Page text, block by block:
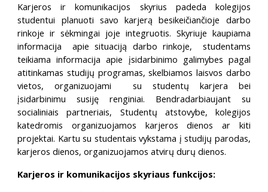
Karjeros ir komunikacijos skyrius padeda kolegijos
studentui planuoti savo karjerą besikeičiančioje darbo
rinkoje ir sėkmingai joje integruotis. Skyriuje kaupiama
informacija apie situaciją darbo rinkoje, studentams
teikiama informacija apie įsidarbinimo galimybes pagal
atitinkamas studijų programas, skelbiamos laisvos darbo
vietos, organizuojami su studentų karjera bei
įsidarbinimu susiję renginiai. Bendradarbiaujant su
socialiniais partneriais, Studentų atstovybe, kolegijos
katedromis organizuojamos karjeros dienos ar kiti
projektai. Kartu su studentais vykstama į studijų parodas,
karjeros dienos, organizuojamos atvirų durų dienos.
Karjeros ir komunikacijos skyriaus funkcijos: